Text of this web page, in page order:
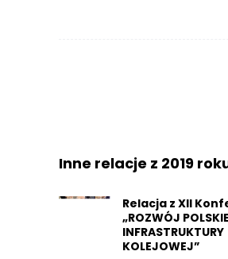
Inne relacje z 2019
Relacja z XII
„ROZWÓJ
INFRASTRUKTURY
KOLEJOWEJ”